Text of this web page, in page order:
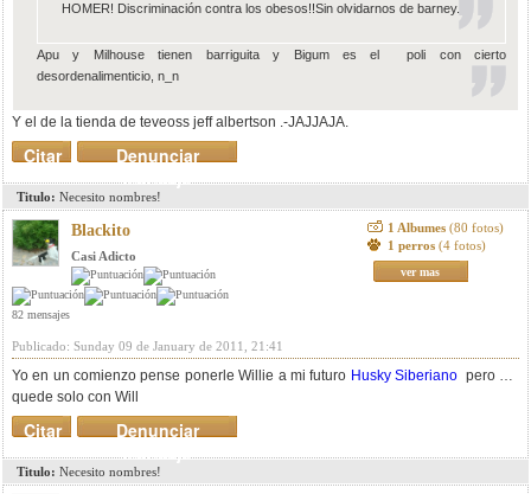
HOMER! Discriminación contra los obesos!!Sin olvidarnos de barney.
Apu y Milhouse tienen barriguita y Bigum es el poli con cierto
desordenalimenticio, n_n
Y el de la tienda de teveoss jeff albertson .-JAJJAJA.
Denunciar
mensaje
Citar
Titulo: Necesito nombres!
Blackito
Casi Adicto
82 mensajes
1 Albumes (80 fotos)
1 perros (4 fotos)
ver mas
Publicado: Sunday 09 de January de 2011, 21:41
Yo en un comienzo pense ponerle Willie a mi futuro Husky Siberianopero me
quede solo con Will
Denunciar
mensaje
Citar
Titulo: Necesito nombres!